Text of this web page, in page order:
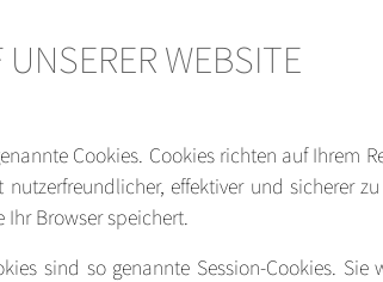
WEBSITE
Cookies. Cookies richten auf Ihrem
effektiver und sicherer
Browser speichert.
sind so genannte Session-Cookies.